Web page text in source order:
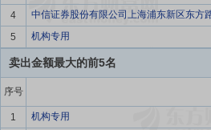
4
中信证券股份有限公司上海浦东新区东方
5
机构专用
卖出金额最大的前5名
序号
1
机构专用